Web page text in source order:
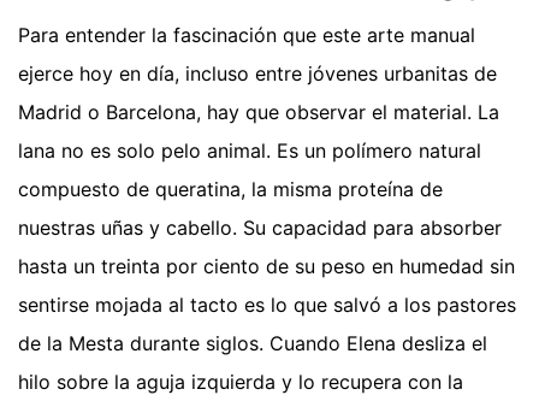
Para entender la fascinación que este arte manual
ejerce hoy en día, incluso entre jóvenes urbanitas de
Madrid o Barcelona, hay que observar el material. La
lana no es solo pelo animal. Es un polímero natural
compuesto de queratina, la misma proteína de
nuestras uñas y cabello. Su capacidad para absorber
hasta un treinta por ciento de su peso en humedad sin
sentirse mojada al tacto es lo que salvó a los pastores
de la Mesta durante siglos. Cuando Elena desliza el
hilo sobre la aguja izquierda y lo recupera con la